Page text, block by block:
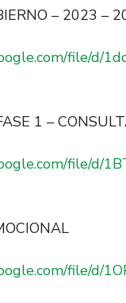
– 2023 –
file/d/
1 –
file/d/
file/d/